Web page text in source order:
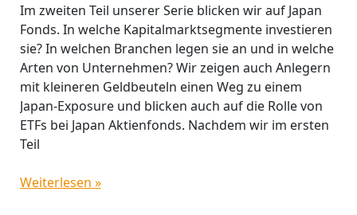
Im zweiten Teil unserer Serie blicken wir auf Japan
Fonds. In welche Kapitalmarktsegmente investieren
sie? In welchen Branchen legen sie an und in welche
Arten von Unternehmen? Wir zeigen auch Anlegern
mit kleineren Geldbeuteln einen Weg zu einem
Japan-Exposure und blicken auch auf die Rolle von
ETFs bei Japan Aktienfonds. Nachdem wir im ersten
Teil
Weiterlesen »